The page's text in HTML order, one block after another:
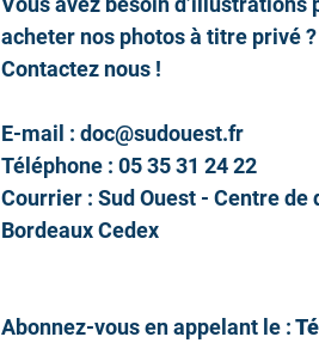
acheter nos photos à titre privé
Contactez nous !
E-mail : doc@sudouest.fr
Téléphone : 05 35 31 24 22
Courrier : Sud Ouest - Centre
Bordeaux Cedex
Abonnez-vous en appelant le :